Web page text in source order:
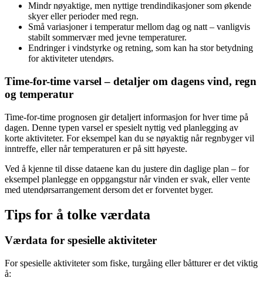
Mindr nøyaktige, men nyttige trendindikasjoner som økende
skyer eller perioder med regn.
Små variasjoner i temperatur mellom dag og natt – vanligvis
stabilt sommervær med jevne temperaturer.
Endringer i vindstyrke og retning, som kan ha stor betydning
for aktiviteter utendørs.
Time-for-time varsel – detaljer om dagens vind, regn
og temperatur
Time-for-time prognosen gir detaljert informasjon for hver time på
dagen. Denne typen varsel er spesielt nyttig ved planlegging av
korte aktiviteter. For eksempel kan du se nøyaktig når regnbyger vil
inntreffe, eller når temperaturen er på sitt høyeste.
Ved å kjenne til disse dataene kan du justere din daglige plan – for
eksempel planlegge en oppgangstur når vinden er svak, eller vente
med utendørsarrangement dersom det er forventet byger.
Tips for å tolke værdata
Værdata for spesielle aktiviteter
For spesielle aktiviteter som fiske, turgåing eller båtturer er det viktig
å: